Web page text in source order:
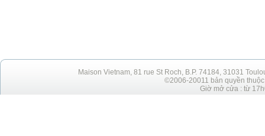
Maison Vietnam, 81 rue St Roch, B.P. 74184, 31031
©2006-20011 bản quyền
Giờ mở cửa : từ